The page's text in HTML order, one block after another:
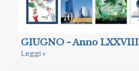
GIUGNO - Anno LXXVIII
Leggi »